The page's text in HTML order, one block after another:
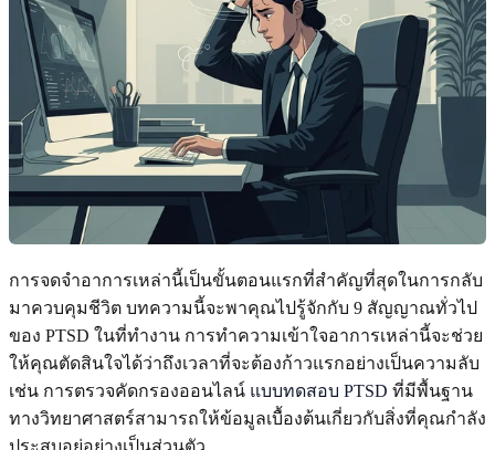
การจดจำอาการเหล่านี้เป็นขั้นตอนแรกที่สำคัญที่สุดในการกลับ
มาควบคุมชีวิต บทความนี้จะพาคุณไปรู้จักกับ 9 สัญญาณทั่วไป
ของ PTSD ในที่ทำงาน การทำความเข้าใจอาการเหล่านี้จะช่วย
ให้คุณตัดสินใจได้ว่าถึงเวลาที่จะต้องก้าวแรกอย่างเป็นความลับ
เช่น การตรวจคัดกรองออนไลน์ แบบทดสอบ PTSD ที่มีพื้นฐาน
ทางวิทยาศาสตร์สามารถให้ข้อมูลเบื้องต้นเกี่ยวกับสิ่งที่คุณกำลัง
ประสบอยู่อย่างเป็นส่วนตัว